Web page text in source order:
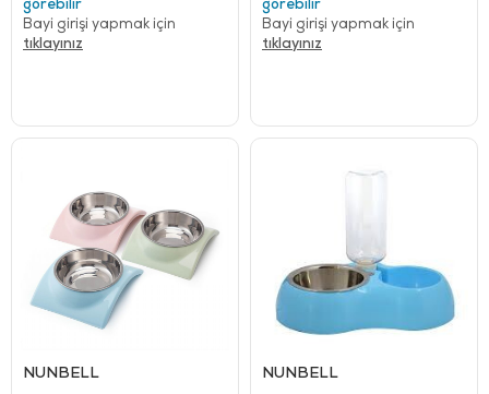
görebilir
Bayi girişi yapmak için
tıklayınız
görebilir
Bayi girişi yapmak için
tıklayınız
NUNBELL
NUNBELL